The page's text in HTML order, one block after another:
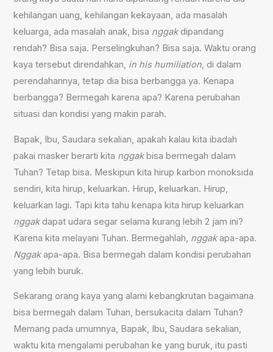
kehilangan uang, kehilangan kekayaan, ada masalah
keluarga, ada masalah anak, bisa nggakdipandang
rendah? Bisa saja. Perselingkuhan? Bisa saja. Waktu orang
kaya tersebut direndahkan, in his humiliation, di dalam
perendahannya, tetap dia bisa berbangga ya. Kenapa
berbangga? Bermegah karena apa? Karena perubahan
situasi dan kondisi yang makin parah.
Bapak, Ibu, Saudara sekalian, apakah kalau kita ibadah
pakai masker berarti kita nggakbisa bermegah dalam
Tuhan? Tetap bisa. Meskipun kita hirup karbon monoksida
sendiri, kita hirup, keluarkan. Hirup, keluarkan. Hirup,
keluarkan lagi. Tapi kita tahu kenapa kita hirup keluarkan
nggakdapat udara segar selama kurang lebih 2 jam ini?
Karena kita melayani Tuhan. Bermegahlah, nggakapa-apa.
Nggakapa-apa. Bisa bermegah dalam kondisi perubahan
yang lebih buruk.
Sekarang orang kaya yang alami kebangkrutan bagaimana
bisa bermegah dalam Tuhan, bersukacita dalam Tuhan?
Memang pada umumnya, Bapak, Ibu, Saudara sekalian,
waktu kita mengalami perubahan ke yang buruk, itu pasti